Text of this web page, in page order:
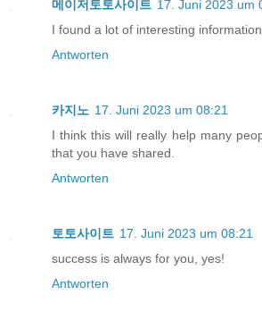
메이저토토사이트 17. Juni 2023 um
I found a lot of interesting
Antworten
카지노 17. Juni 2023 um 08:21
I think this will really help many
that you have shared.
Antworten
토토사이트 17. Juni 2023 um 08:21
success is always for you, yes!
Antworten